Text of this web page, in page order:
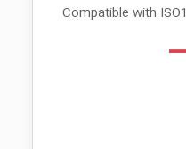
Compatible with